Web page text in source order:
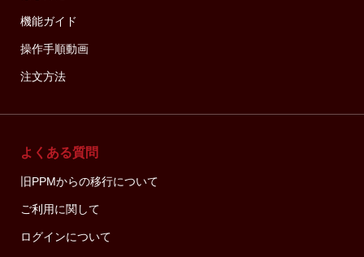
機能ガイド
操作手順動画
注文方法
よくある質問
旧PPMからの移行について
ご利用に関して
ログインについて